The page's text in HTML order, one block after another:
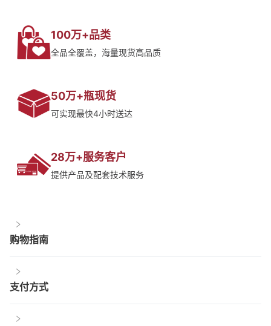
100万+品类
全品全覆盖，海量现货高品质
50万+瓶现货
可实现最快4小时送达
28万+服务客户
提供产品及配套技术服务
购物指南
支付方式